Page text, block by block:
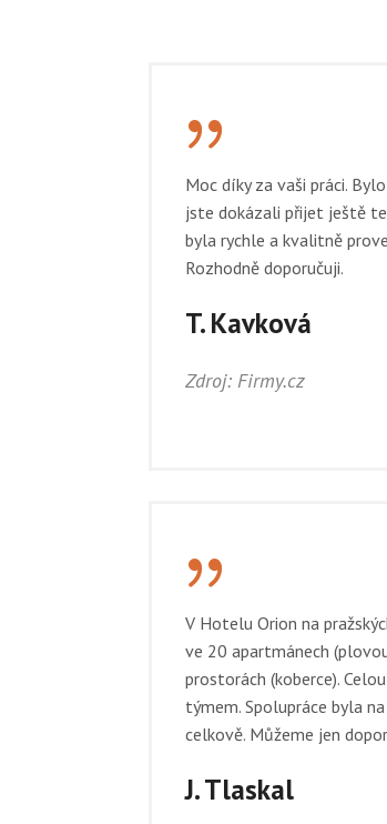
{
Moc díky za vaši práci.
jste dokázali přijet ještě
byla rychle a kvalitně
Rozhodně doporučuji.
T. Kavková
Zdroj: Firmy.cz
{
V Hotelu Orion na
ve 20 apartmánech
prostorách (koberce).
týmem. Spolupráce byla
celkově. Můžeme jen
J. Tlaskal